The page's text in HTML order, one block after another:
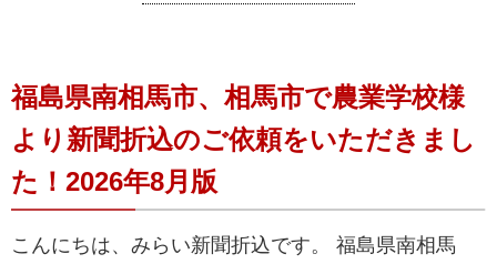
福島県南相馬市、相馬市で農業学校様
より新聞折込のご依頼をいただきまし
た！2026年8月版
こんにちは、みらい新聞折込です。 福島県南相馬